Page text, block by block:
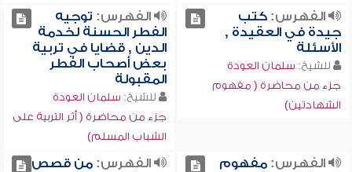
الفهرس:كتب
جيدة في العقيدة ,
الأسئلة
للشيخ: سلمان العودة
جزء من محاضرة ( مفهوم
الشهادتين)
الفهرس: توجيه
الفطر الحسنة لخدمة
الدين , قضايا في تربية
بعض أصحاب الفطر
المقبولة
للشيخ: سلمان العودة
جزء من محاضرة ( أثر التربية على
الشباب المسلم)
الفهرس:مفهوم
الفهرس:من قصص